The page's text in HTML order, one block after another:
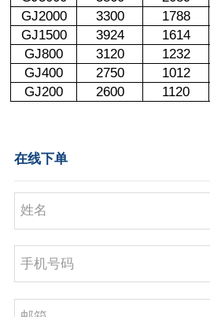
GJ2000
3300 1788
GJ1500
3924 1614
GJ800
3120 1232
GJ400
2750 1012
GJ200
2600 1120
在线下单